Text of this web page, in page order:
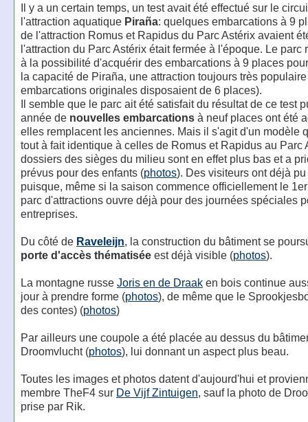
Il y a un certain temps, un test avait été effectué sur le
l'attraction aquatique Piraña: quelques embarcations à 9
de l'attraction Romus et Rapidus du Parc Astérix avaient
l'attraction du Parc Astérix était fermée à l'époque. Le parc
à la possibilité d'acquérir des embarcations à 9 places
la capacité de Piraña, une attraction toujours très
embarcations originales disposaient de 6 places).
Il semble que le parc ait été satisfait du résultat de ce test
année de nouvelles embarcationsà neuf places ont été
elles remplacent les anciennes. Mais il s'agit d'un modèle
tout à fait identique à celles de Romus et Rapidus au Parc
dossiers des sièges du milieu sont en effet plus bas et a
prévus pour des enfants (photos). Des visiteurs ont déjà
puisque, même si la saison commence officiellement le
parc d'attractions ouvre déjà pour des journées spéciales
entreprises.
Du côté de Raveleijn, la construction du bâtiment se
porte d'accès thématiséeest déjà visible (photos).
La montagne russe Joris en de Draaken bois continue
jour à prendre forme (photos), de même que le
des contes) (photos)
Par ailleurs une coupole a été placée au dessus du
Droomvlucht (photos), lui donnant un aspect plus beau.
Toutes les images et photos datent d'aujourd'hui et
membre TheF4 sur De Vijf Zintuigen, sauf la photo de
prise par Rik.